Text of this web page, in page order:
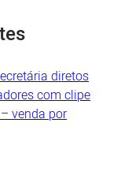
diretos
com clipe
venda por